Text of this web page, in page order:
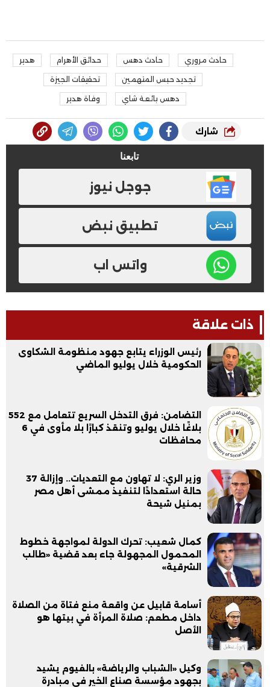
حادث مروري حادث دهس حدائق الأهرام هدير
تجديد حبس المتهمين تحقيقات الجيزة
دهس بائعة شاي وفاة هدير
شارك
تابعنا
جوجل نيوز
تطبيق نبض
واتس اب
ذات علاقة
رئيس الوزراء يتابع جهود منظومة الشكاوى
الحكومية خلال يوليو الماضي
التضامن: فرق التدخل السريع تتعامل مع 552
بلاغًا خلال يوليو وتنقذ كبارًا بلا مأوى في 6
محافظات
وزير الري: لا تهاون مع التعديات.. وإزالة 37
حالة استعدادًا لتنفيذ ممشى أهل مصر
بمنيل شيحة
كمال شعيب: تحرك الدولة لمواجهة خطوط
المحمول المجهولة جاء بعد قضية «طالب
الشرقية»
أسامة قابيل عن واقعة منع فتاة من الصلاة
داخل مطعم: صلاة المرأة في بيتها هو
الأصل
وكيل «الشباب والرياضة» بالفيوم يشيد
بجهود مؤسسة صناع الخير في مبادرة